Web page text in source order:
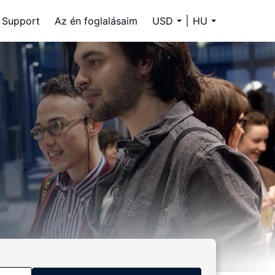
Support Az én foglalásaim USD HU